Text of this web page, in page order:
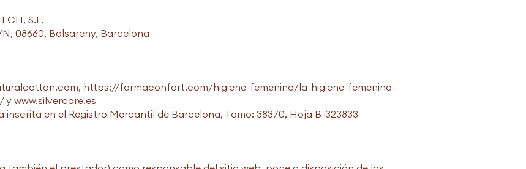
S.L.
08660, Balsareny, Barcelona
, https://farmaconfort.com/higiene-femenina/la-higiene-femenina-
y www.silvercare.es
en el Registro Mercantil de Barcelona, Tomo: 38370, Hoja B-323833